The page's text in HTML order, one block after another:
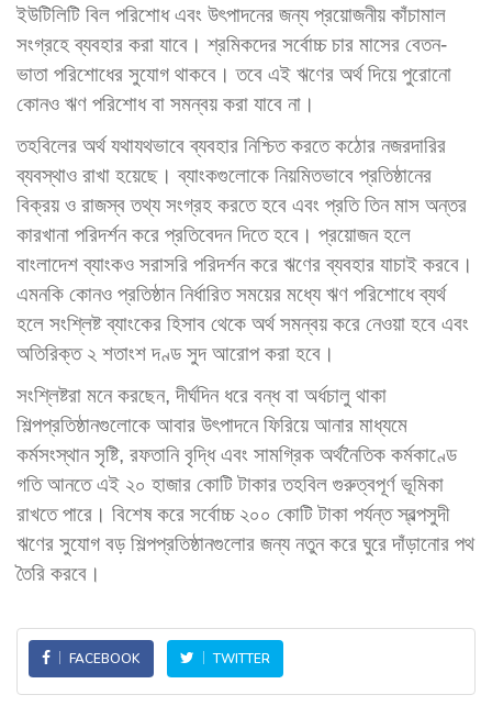
ইউটিলিটি বিল পরিশোধ এবং উৎপাদনের জন্য প্রয়োজনীয় কাঁচামাল
সংগ্রহে ব্যবহার করা যাবে। শ্রমিকদের সর্বোচ্চ চার মাসের বেতন-
ভাতা পরিশোধের সুযোগ থাকবে। তবে এই ঋণের অর্থ দিয়ে পুরোনো
কোনও ঋণ পরিশোধ বা সমন্বয় করা যাবে না।
তহবিলের অর্থ যথাযথভাবে ব্যবহার নিশ্চিত করতে কঠোর নজরদারির
ব্যবস্থাও রাখা হয়েছে। ব্যাংকগুলোকে নিয়মিতভাবে প্রতিষ্ঠানের
বিক্রয় ও রাজস্ব তথ্য সংগ্রহ করতে হবে এবং প্রতি তিন মাস অন্তর
কারখানা পরিদর্শন করে প্রতিবেদন দিতে হবে। প্রয়োজন হলে
বাংলাদেশ ব্যাংকও সরাসরি পরিদর্শন করে ঋণের ব্যবহার যাচাই করবে।
এমনকি কোনও প্রতিষ্ঠান নির্ধারিত সময়ের মধ্যে ঋণ পরিশোধে ব্যর্থ
হলে সংশ্লিষ্ট ব্যাংকের হিসাব থেকে অর্থ সমন্বয় করে নেওয়া হবে এবং
অতিরিক্ত ২ শতাংশ দণ্ড সুদ আরোপ করা হবে।
সংশ্লিষ্টরা মনে করছেন, দীর্ঘদিন ধরে বন্ধ বা অর্ধচালু থাকা
শিল্পপ্রতিষ্ঠানগুলোকে আবার উৎপাদনে ফিরিয়ে আনার মাধ্যমে
কর্মসংস্থান সৃষ্টি, রফতানি বৃদ্ধি এবং সামগ্রিক অর্থনৈতিক কর্মকাণ্ডে
গতি আনতে এই ২০ হাজার কোটি টাকার তহবিল গুরুত্বপূর্ণ ভূমিকা
রাখতে পারে। বিশেষ করে সর্বোচ্চ ২০০ কোটি টাকা পর্যন্ত স্বল্পসুদী
ঋণের সুযোগ বড় শিল্পপ্রতিষ্ঠানগুলোর জন্য নতুন করে ঘুরে দাঁড়ানোর পথ
তৈরি করবে।
FACEBOOK TWITTER